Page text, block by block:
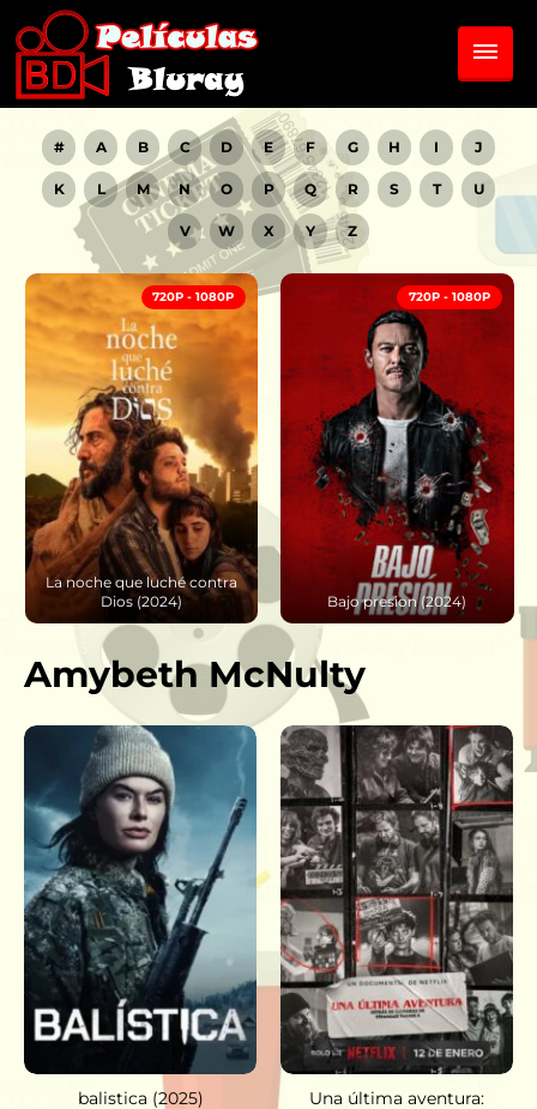
# A B C D E F G H I J
K L M N O P Q R S T U
V W X Y Z
720P - 1080P
La noche que luché contra
Dios (2024)
720P - 1080P
Bajo presion (2024)
Amybeth McNulty
balistica (2025)
Una última aventura: